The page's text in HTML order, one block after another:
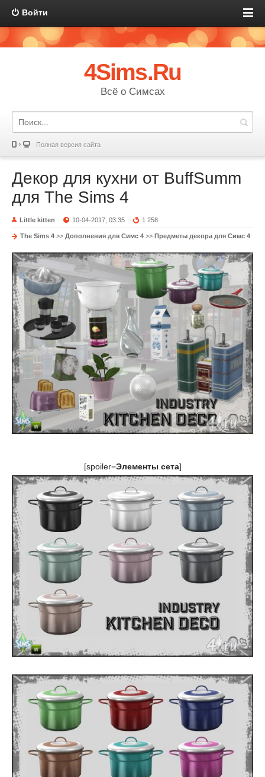
Войти
4Sims.Ru
Всё о Симсах
Полная версия сайта
Декор для кухни от BuffSumm
для The Sims 4
Little kitten 10-04-2017, 03:35 1 258
The Sims 4 >> Дополнения для Симс 4 >> Предметы декора для Симс 4
[spoiler=Элементы сета]